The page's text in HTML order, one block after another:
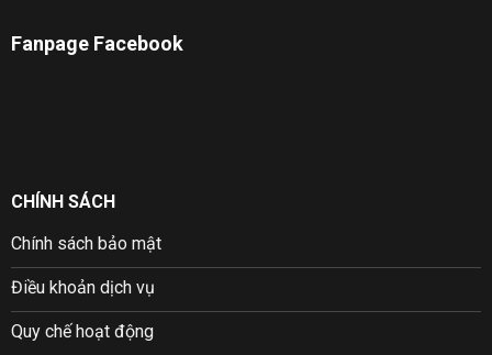
Fanpage Facebook
CHÍNH SÁCH
Chính sách bảo mật
Điều khoản dịch vụ
Quy chế hoạt động